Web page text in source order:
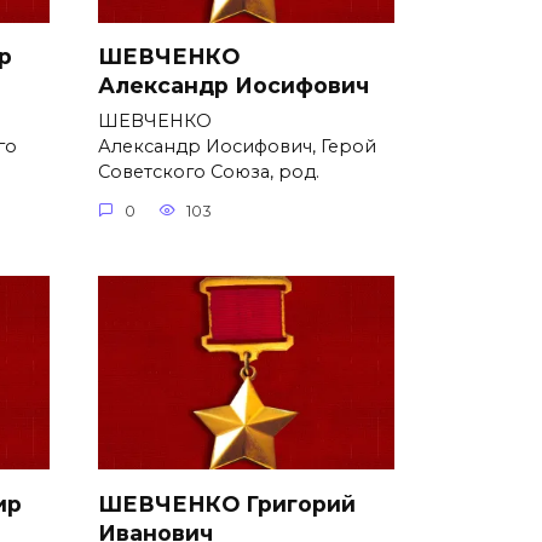
ШЕВЧЕНКО
Александр Иосифович
ШЕВЧЕНКО
Александр Иосифович, Герой
Советского Союза, род.
0 103
ШЕВЧЕНКО Григорий
Иванович